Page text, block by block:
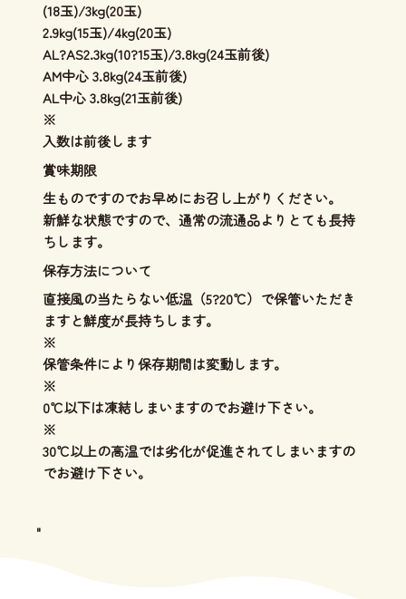
(18玉)/3kg(20玉)
2.9kg(15玉)/4kg(20玉)
AL?AS2.3kg(10?15玉)/3.8kg(24玉前後)
AM中心 3.8kg(24玉前後)
AL中心 3.8kg(21玉前後)
※
入数は前後します
賞味期限
生ものですのでお早めにお召し上がりください。
新鮮な状態ですので、通常の流通品よりとても長持
ちします。
保存方法について
直接風の当たらない低温（5?20℃）で保管いただき
ますと鮮度が長持ちします。
※
保管条件により保存期間は変動します。
※
0℃以下は凍結しまいますのでお避け下さい。
※
30℃以上の高温では劣化が促進されてしまいますの
でお避け下さい。
"